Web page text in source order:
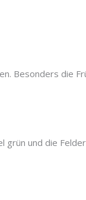
Besonders die
grün und die